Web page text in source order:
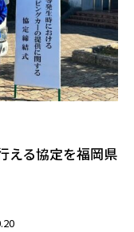
える協定を福岡県